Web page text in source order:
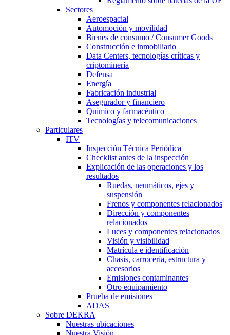
Sectores
Aeroespacial
Automoción y movilidad
Bienes de consumo / Consumer Goods
Construcción e inmobiliario
Data Centers, tecnologías críticas y
criptominería
Defensa
Energía
Fabricación industrial
Asegurador y financiero
Químico y farmacéutico
Tecnologías y telecomunicaciones
Particulares
ITV
Inspección Técnica Periódica
Checklist antes de la inspección
Explicación de las operaciones y los
resultados
Ruedas, neumáticos, ejes y
suspensión
Frenos y componentes relacionados
Dirección y componentes
relacionados
Luces y componentes relacionados
Visión y visibilidad
Matrícula e identificación
Chasis, carrocería, estructura y
accesorios
Emisiones contaminantes
Otro equipamiento
Prueba de emisiones
ADAS
Sobre DEKRA
Nuestras ubicaciones